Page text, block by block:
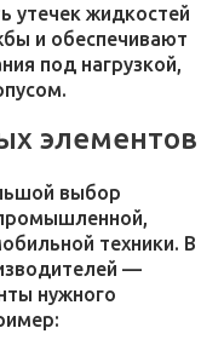
утечек жидкостей
и обеспечивают
под нагрузкой,
элементов
выбор
техники. В
—
нужного